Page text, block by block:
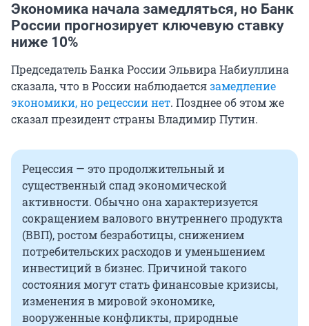
Экономика начала замедляться, но Банк
России прогнозирует ключевую ставку
ниже 10%
Председатель Банка России Эльвира Набиуллина
сказала, что в России наблюдаетсязамедление
экономики, но рецессии нет. Позднее об этом же
сказал президент страны Владимир Путин.
Рецессия — это продолжительный и
существенный спад экономической
активности. Обычно она характеризуется
сокращением валового внутреннего продукта
(ВВП), ростом безработицы, снижением
потребительских расходов и уменьшением
инвестиций в бизнес. Причиной такого
состояния могут стать финансовые кризисы,
изменения в мировой экономике,
вооруженные конфликты, природные